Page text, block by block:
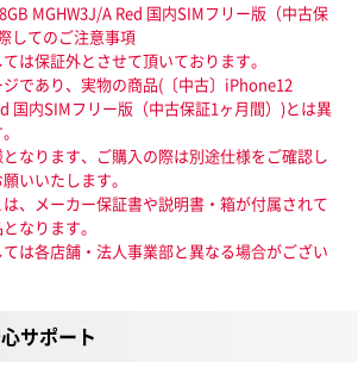
MGHW3J/A Red 国内SIMフリー版（中古保
してのご注意事項
は保証外とさせて頂いております。
であり、実物の商品(〔中古〕iPhone12
国内SIMフリー版（中古保証1ヶ月間）)とは異
なります、ご購入の際は別途仕様をご確認し
いいたします。
、メーカー保証書や説明書・箱が付属されて
なります。
は各店舗・法人事業部と異なる場合がござい
サポート